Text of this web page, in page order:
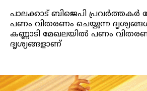
പാലക്കാട് ബിജെപി പ്രവർത്തകർ
പണം വിതരണം ചെയ്യുന്ന
കണ്ണാടി മേഖലയിൽ പണം
ദൃശ്യങ്ങളാണ്